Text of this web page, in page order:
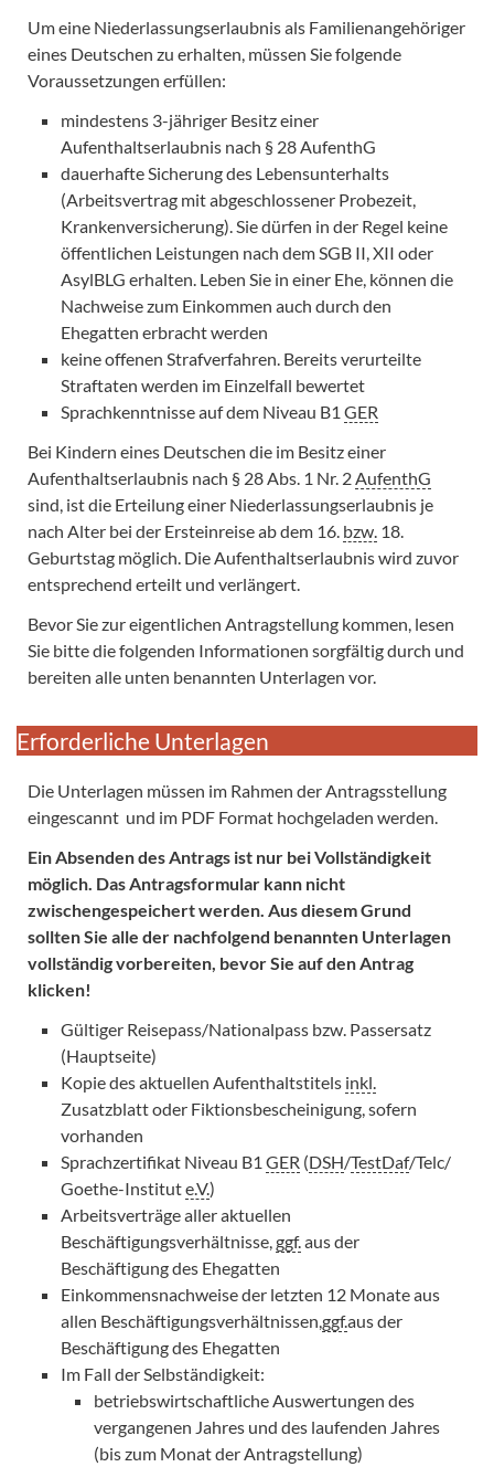
Um eine Niederlassungserlaubnis als Familienangehöriger
eines Deutschen zu erhalten, müssen Sie folgende
Voraussetzungen erfüllen:
mindestens 3-jähriger Besitz einer
Aufenthaltserlaubnis nach § 28 AufenthG
dauerhafte Sicherung des Lebensunterhalts
(Arbeitsvertrag mit abgeschlossener Probezeit,
Krankenversicherung). Sie dürfen in der Regel keine
öffentlichen Leistungen nach dem SGB II, XII oder
AsylBLG erhalten. Leben Sie in einer Ehe, können die
Nachweise zum Einkommen auch durch den
Ehegatten erbracht werden
keine offenen Strafverfahren. Bereits verurteilte
Straftaten werden im Einzelfall bewertet
Sprachkenntnisse auf dem Niveau B1 GER
Bei Kindern eines Deutschen die im Besitz einer
Aufenthaltserlaubnis nach § 28 Abs. 1 Nr. 2 AufenthG
sind, ist die Erteilung einer Niederlassungserlaubnis je
nach Alter bei der Ersteinreise ab dem 16. bzw. 18.
Geburtstag möglich. Die Aufenthaltserlaubnis wird zuvor
entsprechend erteilt und verlängert.
Bevor Sie zur eigentlichen Antragstellung kommen, lesen
Sie bitte die folgenden Informationen sorgfältig durch und
bereiten alle unten benannten Unterlagen vor.
Erforderliche Unterlagen
Die Unterlagen müssen im Rahmen der Antragsstellung
eingescannt und im PDF Format hochgeladen werden.
Ein Absenden des Antrags ist nur bei Vollständigkeit
möglich. Das Antragsformular kann nicht
zwischengespeichert werden. Aus diesem Grund
sollten Sie alle der nachfolgend benannten Unterlagen
vollständig vorbereiten, bevor Sie auf den Antrag
klicken!
Gültiger Reisepass/Nationalpass bzw. Passersatz
(Hauptseite)
Kopie des aktuellen Aufenthaltstitels inkl.
Zusatzblatt oder Fiktionsbescheinigung, sofern
vorhanden
Sprachzertifikat Niveau B1 GER (DSH/TestDaf/Telc/
Goethe-Institute.V.)
Arbeitsverträge aller aktuellen
Beschäftigungsverhältnisse, ggf. aus der
Beschäftigung des Ehegatten
Einkommensnachweise der letzten 12 Monate aus
allen Beschäftigungsverhältnissen, ggf.aus der
Beschäftigung des Ehegatten
Im Fall der Selbständigkeit:
betriebswirtschaftliche Auswertungen des
vergangenen Jahres und des laufenden Jahres
(bis zum Monat der Antragstellung)